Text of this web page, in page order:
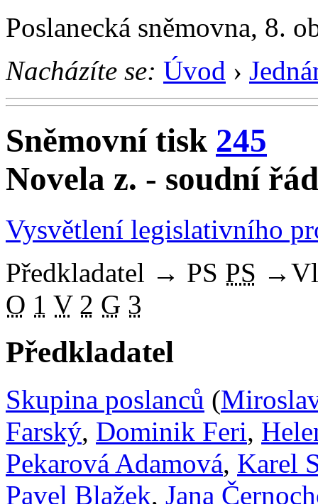
Poslanecká sněmovna, 8.
Nacházíte se: Úvod ›
Sněmovní tisk 245
Novela z. - soudní
Vysvětlení legislativního
Předkladatel → PS PS →
O 1 V 2 G 3
Předkladatel
Skupina poslanců (
Farský, Dominik Feri,
Pekarová Adamová, Karel
Pavel Blažek, Jana